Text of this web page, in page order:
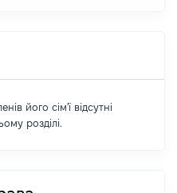
його сім'ї відсутні
розділі.